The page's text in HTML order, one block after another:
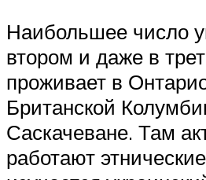
Наибольшее число
втором и даже в
проживает в
Британской
Саскачеване. Там
работают